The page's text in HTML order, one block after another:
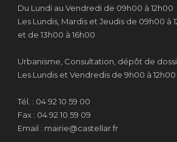
Du Lundi au Vendredi de 09h00 à 12h00
Les Lundis, Mardis et Jeudis de 09h00 à
et de 13h00 à 16h00
Urbanisme, Consultation, dépôt de
Les Lundis et Vendredis de 9h00 à 12h00
Tél. : 04 92 10 59 00
Fax : 04 92 10 59 09
Email : mairie@castellar.fr